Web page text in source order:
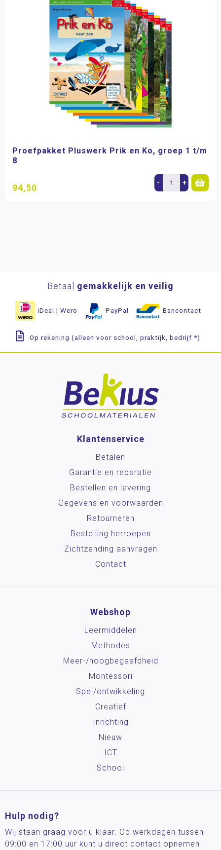
Proefpakket Pluswerk Prik en Ko, groep 1 t/m
8
94,50 - +
Betaal gemakkelijk en veilig
iDeal | Wero PayPal Bancontact
Op rekening (alleen voor school, praktijk, bedrijf *)
Klantenservice
Betalen
Garantie en reparatie
Bestellen en levering
Gegevens en voorwaarden
Retourneren
Bestelling herroepen
Zichtzending aanvragen
Contact
Webshop
Leermiddelen
Methodes
Meer-/hoog­begaafdheid
Montessori
Spel/ontwikkeling
Creatief
Inrichting
Nieuw
ICT
School
Hulp nodig?
Wij staan graag voor u klaar. Op werkdagen tussen
09:00 en 17:00 uur kunt u direct contact opnemen